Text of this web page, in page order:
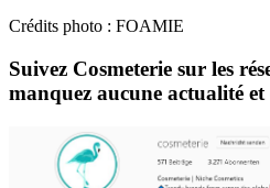
Crédits photo : FOAMIE
Suivez Cosmeterie sur les
manquez aucune actualité